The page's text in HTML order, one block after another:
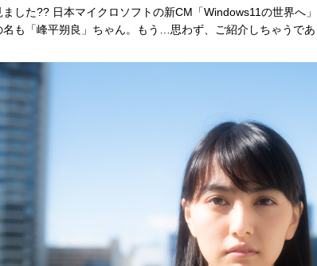
ました?? 日本マイクロソフトの新CM「Windows11の世界へ
名も「峰平朔良」ちゃん。もう…思わず、ご紹介しちゃうであ